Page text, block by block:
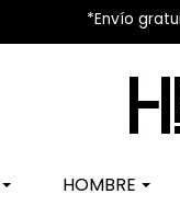
*Envío
HOMBRE